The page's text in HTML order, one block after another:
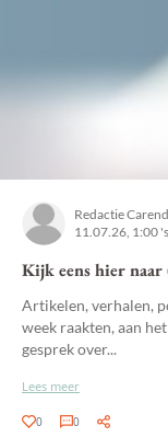
Redactie Carend
11.07.26, 1:00
Kijk eens hier naar
Artikelen, verhalen,
week raakten, aan
gesprek over...
Lees meer
0 0